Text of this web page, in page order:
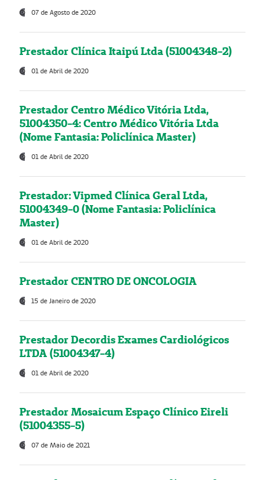
07 de Agosto de 2020
Prestador Clínica Itaipú Ltda (51004348-2)
01 de Abril de 2020
Prestador Centro Médico Vitória Ltda,
51004350-4: Centro Médico Vitória Ltda
(Nome Fantasia: Policlínica Master)
01 de Abril de 2020
Prestador: Vipmed Clínica Geral Ltda,
51004349-0 (Nome Fantasia: Policlínica
Master)
01 de Abril de 2020
Prestador CENTRO DE ONCOLOGIA
15 de Janeiro de 2020
Prestador Decordis Exames Cardiológicos
LTDA (51004347-4)
01 de Abril de 2020
Prestador Mosaicum Espaço Clínico Eireli
(51004355-5)
07 de Maio de 2021